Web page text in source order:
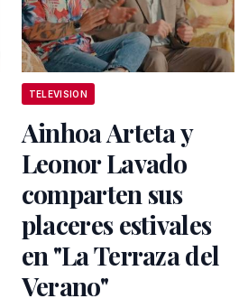
TELEVISION
Ainhoa Arteta y
Leonor Lavado
comparten sus
placeres estivales
en "La Terraza del
Verano"